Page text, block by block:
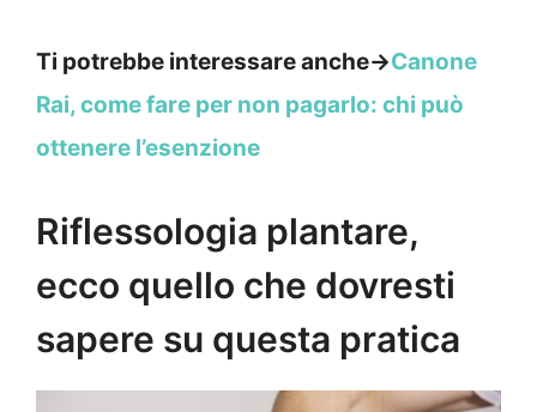
Ti potrebbe interessare anche->Canone
Rai, come fare per non pagarlo: chi può
ottenere l’esenzione
Riflessologia plantare,
ecco quello che dovresti
sapere su questa pratica